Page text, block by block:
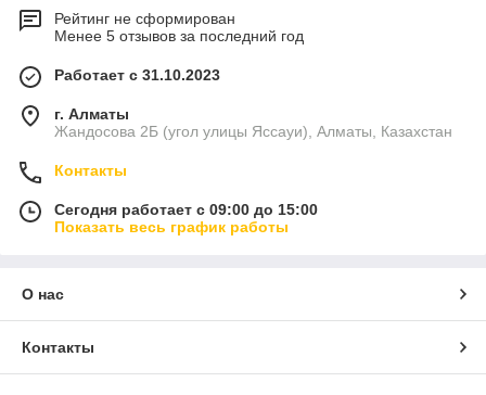
Рейтинг не сформирован
Менее 5 отзывов за последний год
Работает с 31.10.2023
г. Алматы
Жандосова 2Б (угол улицы Яссауи), Алматы, Казахстан
Контакты
Сегодня работает с 09:00 до 15:00
Показать весь график работы
О нас
Контакты